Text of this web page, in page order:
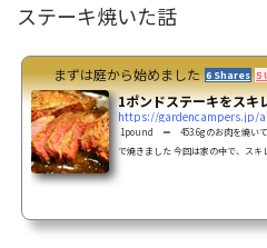
ステーキ焼いた話
まずは庭から始めました 6 Shares 5
1ポンドステーキをスキ
https://gardencampers.jp/
1pound ＝ 453.6gのお肉を焼いて
で焼きました 今回は家の中で、ス
期限切れになるので、2枚いっぺん